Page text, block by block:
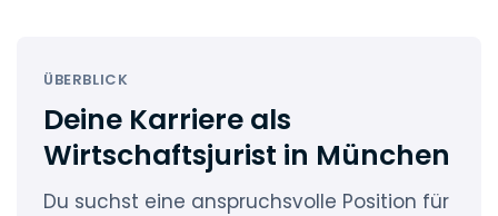
ÜBERBLICK
Deine Karriere als
Wirtschaftsjurist in München
Du suchst eine anspruchsvolle Position für